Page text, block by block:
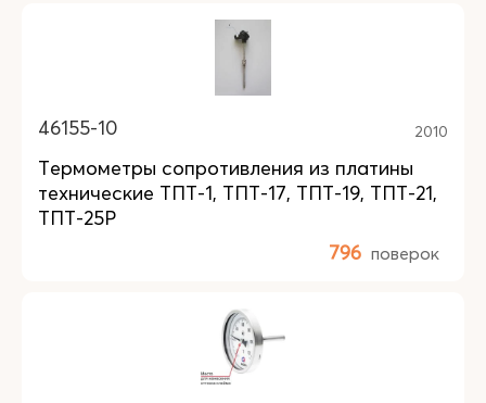
46155-10 2010
Термометры сопротивления из платины
технические ТПТ-1, ТПТ-17, ТПТ-19, ТПТ-21,
ТПТ-25Р
796 поверок